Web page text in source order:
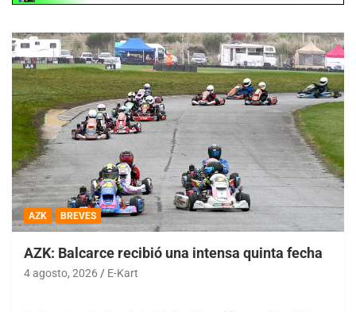
AZK BREVES
AZK: Balcarce recibió una intensa quinta fecha
4 agosto, 2026 E-Kart